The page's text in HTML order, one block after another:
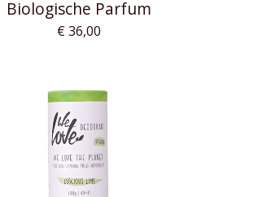
Biologische Parfum
€ 36,00